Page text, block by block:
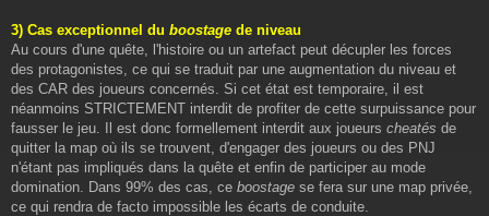
3) Cas exceptionnel du boostage de niveau
Au cours d'une quête, l'histoire ou un artefact peut décupler les forces
des protagonistes, ce qui se traduit par une augmentation du niveau et
des CAR des joueurs concernés. Si cet état est temporaire, il est
néanmoins STRICTEMENT interdit de profiter de cette surpuissance pour
fausser le jeu. Il est donc formellement interdit aux joueurs cheatés de
quitter la map où ils se trouvent, d'engager des joueurs ou des PNJ
n'étant pas impliqués dans la quête et enfin de participer au mode
domination. Dans 99% des cas, ce boostage se fera sur une map privée,
ce qui rendra de facto impossible les écarts de conduite.